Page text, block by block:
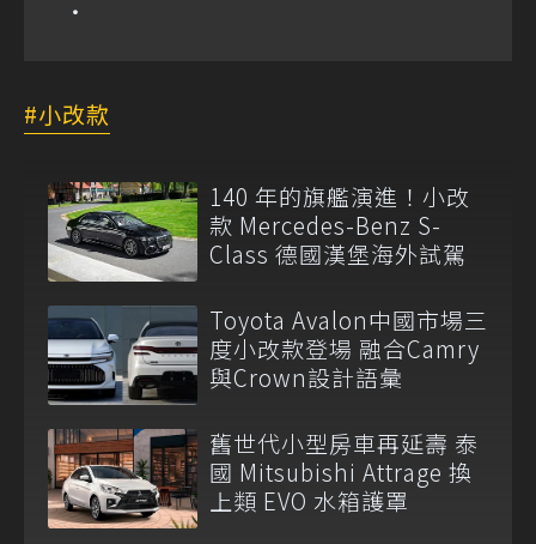
小改款
140 年的旗艦演進！小改
款 Mercedes-Benz S-
Class 德國漢堡海外試駕
Toyota Avalon中國市場三
度小改款登場 融合Camry
與Crown設計語彙
舊世代小型房車再延壽 泰
國 Mitsubishi Attrage 換
上類 EVO 水箱護罩